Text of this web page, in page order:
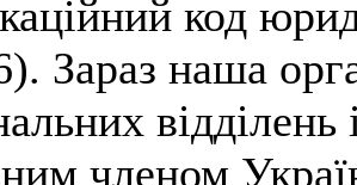
код
Зараз наша
відділень
членом